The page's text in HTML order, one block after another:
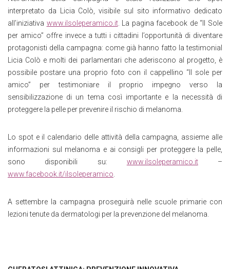
interpretato da Licia Colò, visibile sul sito informativo dedicato
all’iniziativa www.ilsoleperamico.it. La pagina facebook de “Il Sole
per amico” offre invece a tutti i cittadini l’opportunità di diventare
protagonisti della campagna: come già hanno fatto la testimonial
Licia Colò e molti dei parlamentari che aderiscono al progetto, è
possibile postare una proprio foto con il cappellino “Il sole per
amico” per testimoniare il proprio impegno verso la
sensibilizzazione di un tema così importante e la necessità di
proteggere la pelle per prevenire il rischio di melanoma.
Lo spot e il calendario delle attività della campagna, assieme alle
informazioni sul melanoma e ai consigli per proteggere la pelle,
sono disponibili su: www.ilsoleperamico.it–
www.facebook.it/ilsoleperamico
A settembre la campagna proseguirà nelle scuole primarie con
lezioni tenute da dermatologi per la prevenzione del melanoma.